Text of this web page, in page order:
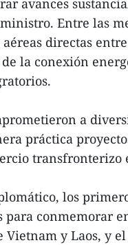
avances
Entre las
aéreas directas
la conexión
a
práctica
transfronterizo
los
para conmemorar
Vietnam y Laos, y